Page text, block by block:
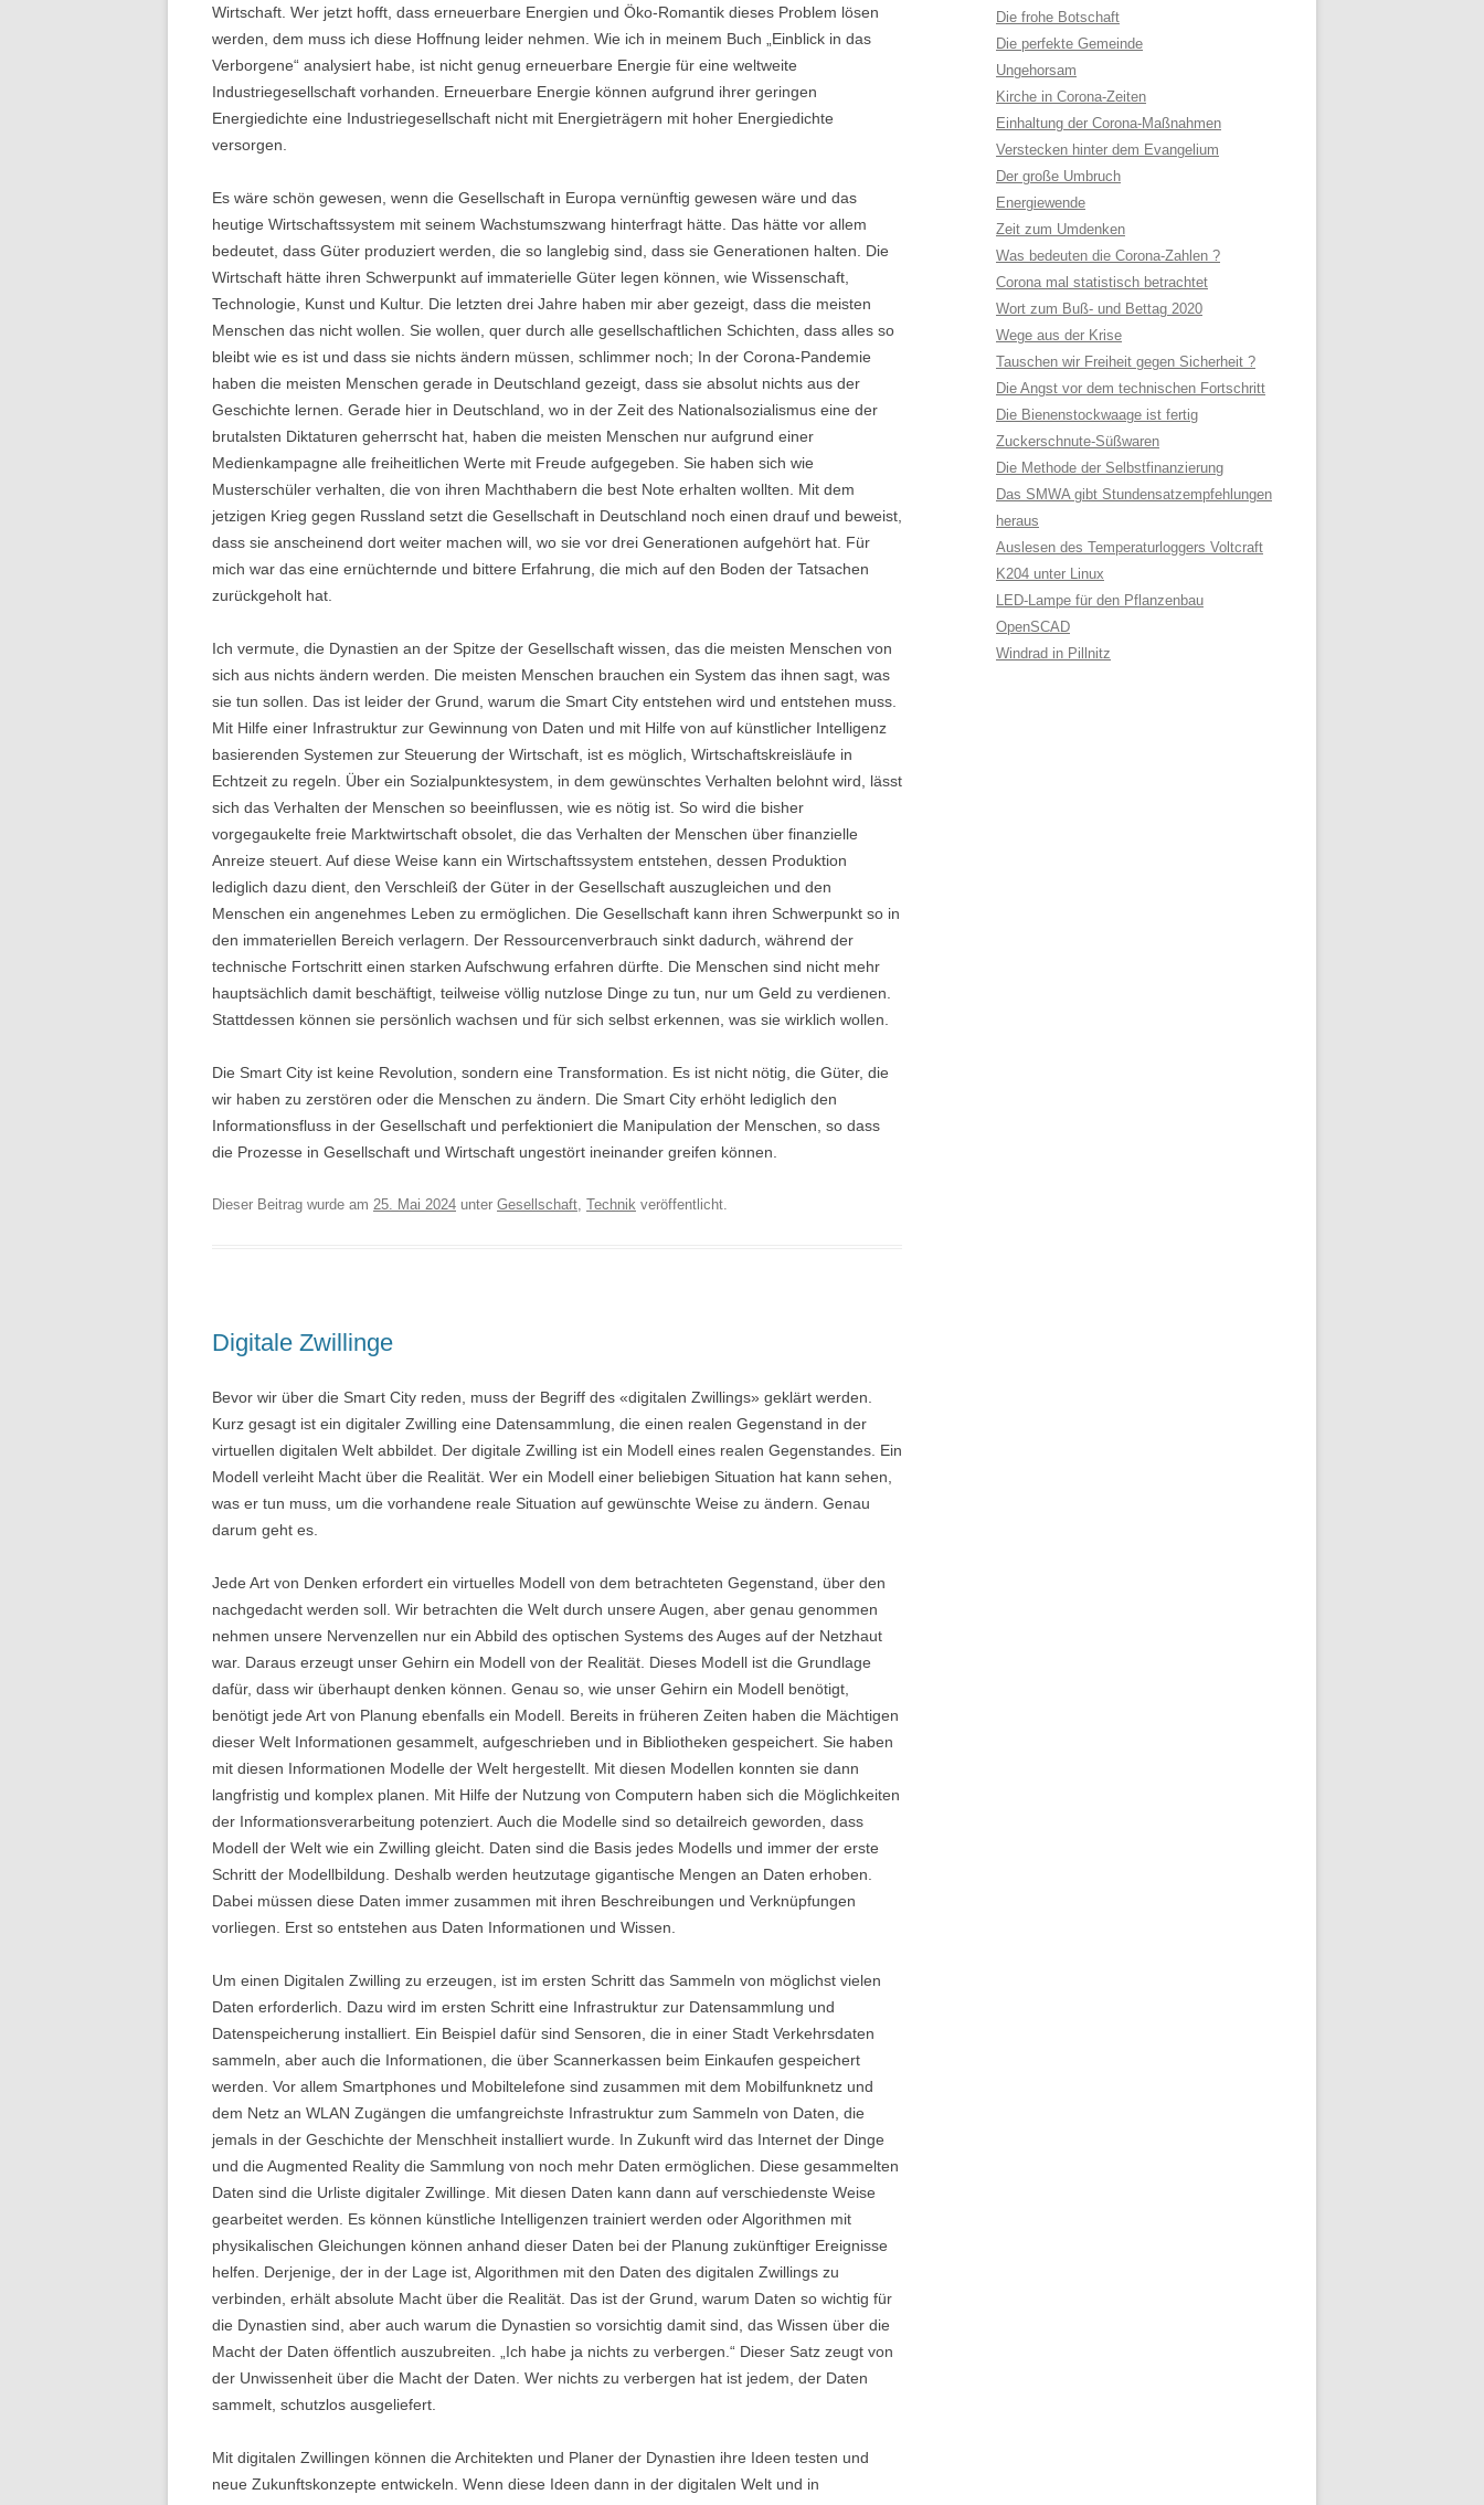
Wirtschaft. Wer jetzt hofft, dass erneuerbare Energien und Öko-Romantik dieses Problem lösen
werden, dem muss ich diese Hoffnung leider nehmen. Wie ich in meinem Buch „Einblick in das
Verborgene“ analysiert habe, ist nicht genug erneuerbare Energie für eine weltweite
Industriegesellschaft vorhanden. Erneuerbare Energie können aufgrund ihrer geringen
Energiedichte eine Industriegesellschaft nicht mit Energieträgern mit hoher Energiedichte
versorgen.
Es wäre schön gewesen, wenn die Gesellschaft in Europa vernünftig gewesen wäre und das
heutige Wirtschaftssystem mit seinem Wachstumszwang hinterfragt hätte. Das hätte vor allem
bedeutet, dass Güter produziert werden, die so langlebig sind, dass sie Generationen halten. Die
Wirtschaft hätte ihren Schwerpunkt auf immaterielle Güter legen können, wie Wissenschaft,
Technologie, Kunst und Kultur. Die letzten drei Jahre haben mir aber gezeigt, dass die meisten
Menschen das nicht wollen. Sie wollen, quer durch alle gesellschaftlichen Schichten, dass alles so
bleibt wie es ist und dass sie nichts ändern müssen, schlimmer noch; In der Corona-Pandemie
haben die meisten Menschen gerade in Deutschland gezeigt, dass sie absolut nichts aus der
Geschichte lernen. Gerade hier in Deutschland, wo in der Zeit des Nationalsozialismus eine der
brutalsten Diktaturen geherrscht hat, haben die meisten Menschen nur aufgrund einer
Medienkampagne alle freiheitlichen Werte mit Freude aufgegeben. Sie haben sich wie
Musterschüler verhalten, die von ihren Machthabern die best Note erhalten wollten. Mit dem
jetzigen Krieg gegen Russland setzt die Gesellschaft in Deutschland noch einen drauf und beweist,
dass sie anscheinend dort weiter machen will, wo sie vor drei Generationen aufgehört hat. Für
mich war das eine ernüchternde und bittere Erfahrung, die mich auf den Boden der Tatsachen
zurückgeholt hat.
Ich vermute, die Dynastien an der Spitze der Gesellschaft wissen, das die meisten Menschen von
sich aus nichts ändern werden. Die meisten Menschen brauchen ein System das ihnen sagt, was
sie tun sollen. Das ist leider der Grund, warum die Smart City entstehen wird und entstehen muss.
Mit Hilfe einer Infrastruktur zur Gewinnung von Daten und mit Hilfe von auf künstlicher Intelligenz
basierenden Systemen zur Steuerung der Wirtschaft, ist es möglich, Wirtschaftskreisläufe in
Echtzeit zu regeln. Über ein Sozialpunktesystem, in dem gewünschtes Verhalten belohnt wird, lässt
sich das Verhalten der Menschen so beeinflussen, wie es nötig ist. So wird die bisher
vorgegaukelte freie Marktwirtschaft obsolet, die das Verhalten der Menschen über finanzielle
Anreize steuert. Auf diese Weise kann ein Wirtschaftssystem entstehen, dessen Produktion
lediglich dazu dient, den Verschleiß der Güter in der Gesellschaft auszugleichen und den
Menschen ein angenehmes Leben zu ermöglichen. Die Gesellschaft kann ihren Schwerpunkt so in
den immateriellen Bereich verlagern. Der Ressourcenverbrauch sinkt dadurch, während der
technische Fortschritt einen starken Aufschwung erfahren dürfte. Die Menschen sind nicht mehr
hauptsächlich damit beschäftigt, teilweise völlig nutzlose Dinge zu tun, nur um Geld zu verdienen.
Stattdessen können sie persönlich wachsen und für sich selbst erkennen, was sie wirklich wollen.
Die Smart City ist keine Revolution, sondern eine Transformation. Es ist nicht nötig, die Güter, die
wir haben zu zerstören oder die Menschen zu ändern. Die Smart City erhöht lediglich den
Informationsfluss in der Gesellschaft und perfektioniert die Manipulation der Menschen, so dass
die Prozesse in Gesellschaft und Wirtschaft ungestört ineinander greifen können.
Dieser Beitrag wurde am 25. Mai 2024 unter Gesellschaft, Technik veröffentlicht.
Digitale Zwillinge
Bevor wir über die Smart City reden, muss der Begriff des «digitalen Zwillings» geklärt werden.
Kurz gesagt ist ein digitaler Zwilling eine Datensammlung, die einen realen Gegenstand in der
virtuellen digitalen Welt abbildet. Der digitale Zwilling ist ein Modell eines realen Gegenstandes. Ein
Modell verleiht Macht über die Realität. Wer ein Modell einer beliebigen Situation hat kann sehen,
was er tun muss, um die vorhandene reale Situation auf gewünschte Weise zu ändern. Genau
darum geht es.
Jede Art von Denken erfordert ein virtuelles Modell von dem betrachteten Gegenstand, über den
nachgedacht werden soll. Wir betrachten die Welt durch unsere Augen, aber genau genommen
nehmen unsere Nervenzellen nur ein Abbild des optischen Systems des Auges auf der Netzhaut
war. Daraus erzeugt unser Gehirn ein Modell von der Realität. Dieses Modell ist die Grundlage
dafür, dass wir überhaupt denken können. Genau so, wie unser Gehirn ein Modell benötigt,
benötigt jede Art von Planung ebenfalls ein Modell. Bereits in früheren Zeiten haben die Mächtigen
dieser Welt Informationen gesammelt, aufgeschrieben und in Bibliotheken gespeichert. Sie haben
mit diesen Informationen Modelle der Welt hergestellt. Mit diesen Modellen konnten sie dann
langfristig und komplex planen. Mit Hilfe der Nutzung von Computern haben sich die Möglichkeiten
der Informationsverarbeitung potenziert. Auch die Modelle sind so detailreich geworden, dass
Modell der Welt wie ein Zwilling gleicht. Daten sind die Basis jedes Modells und immer der erste
Schritt der Modellbildung. Deshalb werden heutzutage gigantische Mengen an Daten erhoben.
Dabei müssen diese Daten immer zusammen mit ihren Beschreibungen und Verknüpfungen
vorliegen. Erst so entstehen aus Daten Informationen und Wissen.
Um einen Digitalen Zwilling zu erzeugen, ist im ersten Schritt das Sammeln von möglichst vielen
Daten erforderlich. Dazu wird im ersten Schritt eine Infrastruktur zur Datensammlung und
Datenspeicherung installiert. Ein Beispiel dafür sind Sensoren, die in einer Stadt Verkehrsdaten
sammeln, aber auch die Informationen, die über Scannerkassen beim Einkaufen gespeichert
werden. Vor allem Smartphones und Mobiltelefone sind zusammen mit dem Mobilfunknetz und
dem Netz an WLAN Zugängen die umfangreichste Infrastruktur zum Sammeln von Daten, die
jemals in der Geschichte der Menschheit installiert wurde. In Zukunft wird das Internet der Dinge
und die Augmented Reality die Sammlung von noch mehr Daten ermöglichen. Diese gesammelten
Daten sind die Urliste digitaler Zwillinge. Mit diesen Daten kann dann auf verschiedenste Weise
gearbeitet werden. Es können künstliche Intelligenzen trainiert werden oder Algorithmen mit
physikalischen Gleichungen können anhand dieser Daten bei der Planung zukünftiger Ereignisse
helfen. Derjenige, der in der Lage ist, Algorithmen mit den Daten des digitalen Zwillings zu
verbinden, erhält absolute Macht über die Realität. Das ist der Grund, warum Daten so wichtig für
die Dynastien sind, aber auch warum die Dynastien so vorsichtig damit sind, das Wissen über die
Macht der Daten öffentlich auszubreiten. „Ich habe ja nichts zu verbergen.“ Dieser Satz zeugt von
der Unwissenheit über die Macht der Daten. Wer nichts zu verbergen hat ist jedem, der Daten
sammelt, schutzlos ausgeliefert.
Mit digitalen Zwillingen können die Architekten und Planer der Dynastien ihre Ideen testen und
neue Zukunftskonzepte entwickeln. Wenn diese Ideen dann in der digitalen Welt und in
Die frohe Botschaft
Die perfekte Gemeinde
Ungehorsam
Kirche in Corona-Zeiten
Einhaltung der Corona-Maßnahmen
Verstecken hinter dem Evangelium
Der große Umbruch
Energiewende
Zeit zum Umdenken
Was bedeuten die Corona-Zahlen ?
Corona mal statistisch betrachtet
Wort zum Buß- und Bettag 2020
Wege aus der Krise
Tauschen wir Freiheit gegen Sicherheit ?
Die Angst vor dem technischen Fortschritt
Die Bienenstockwaage ist fertig
Zuckerschnute-Süßwaren
Die Methode der Selbstfinanzierung
Das SMWA gibt Stundensatzempfehlungen
heraus
Auslesen des Temperaturloggers Voltcraft
K204 unter Linux
LED-Lampe für den Pflanzenbau
OpenSCAD
Windrad in Pillnitz